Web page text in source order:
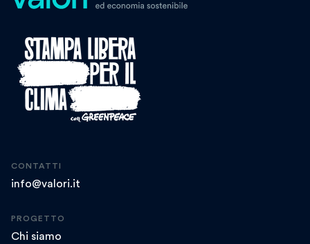
CONTATTI
info@valori.it
PROGETTO
Chi siamo